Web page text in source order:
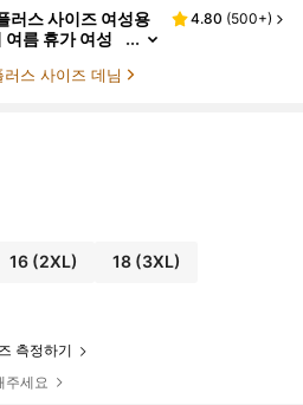
러스 사이즈 여성용
여름 휴가 여성
지 발렌타인 데이
4.80 (500+)
스 사이즈 데님
16(2XL) 18(3XL)
측정하기
주세요